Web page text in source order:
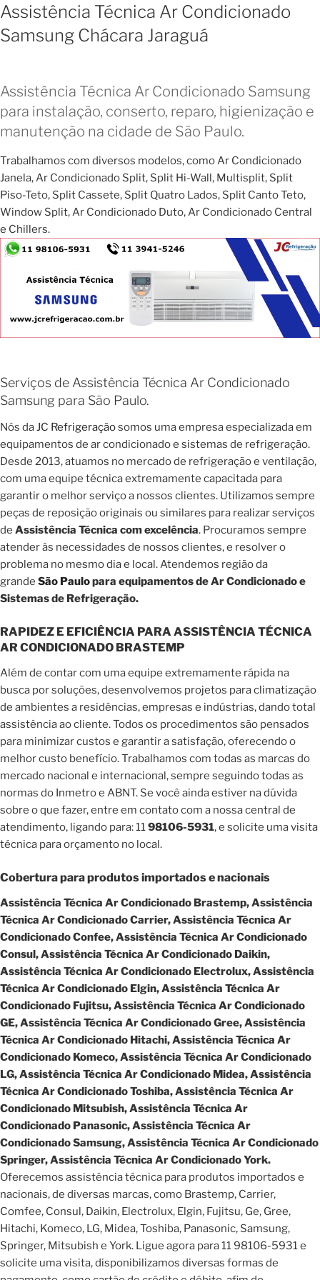
Assistência Técnica Ar Condicionado
Samsung Chácara Jaraguá
Assistência Técnica Ar Condicionado Samsung
para instalação, conserto, reparo, higienização e
manutenção na cidade de São Paulo.
Trabalhamos com diversos modelos, como Ar Condicionado
Janela, Ar Condicionado Split, Split Hi-Wall, Multisplit, Split
Piso-Teto, Split Cassete, Split Quatro Lados, Split Canto Teto,
Window Split, Ar Condicionado Duto, Ar Condicionado Central
e Chillers.
Serviços de Assistência Técnica Ar Condicionado
Samsung para São Paulo.
Nós daJC Refrigeraçãosomos uma empresa especializada em
equipamentos de ar condicionado e sistemas de refrigeração.
Desde 2013, atuamos no mercado de refrigeração e ventilação,
com uma equipe técnica extremamente capacitada para
garantir o melhor serviço a nossos clientes. Utilizamos sempre
peças de reposição originais ou similares para realizar serviços
de Assistência Técnica com excelência. Procuramos sempre
atender às necessidades de nossos clientes, e resolver o
problema no mesmo dia e local. Atendemos região da
grande São Paulopara equipamentos de Ar Condicionado e
Sistemas de Refrigeração.
RAPIDEZ E EFICIÊNCIA PARA ASSISTÊNCIA TÉCNICA
AR CONDICIONADO BRASTEMP
Além de contar com uma equipe extremamente rápida na
busca por soluções, desenvolvemos projetos para climatização
de ambientes a residências, empresas e indústrias, dando total
assistência ao cliente. Todos os procedimentos são pensados
para minimizar custos e garantir a satisfação, oferecendo o
melhor custo benefício. Trabalhamos com todas as marcas do
mercado nacional e internacional, sempre seguindo todas as
normas do Inmetro e ABNT. Se você ainda estiver na dúvida
sobre o que fazer, entre em contato com a nossa central de
atendimento, ligando para: 1198106-5931, e solicite uma visita
técnica para orçamento no local.
Cobertura para produtos importados e nacionais
Assistência Técnica Ar Condicionado Brastemp, Assistência
Técnica Ar Condicionado Carrier, Assistência Técnica Ar
Condicionado Confee, Assistência Técnica Ar Condicionado
Consul, Assistência Técnica Ar Condicionado Daikin,
Assistência Técnica Ar Condicionado Electrolux, Assistência
Técnica Ar Condicionado Elgin, Assistência Técnica Ar
Condicionado Fujitsu, Assistência Técnica Ar Condicionado
GE, Assistência Técnica Ar Condicionado Gree, Assistência
Técnica Ar Condicionado Hitachi, Assistência Técnica Ar
Condicionado Komeco, Assistência Técnica Ar Condicionado
LG, Assistência Técnica Ar Condicionado Midea, Assistência
Técnica Ar Condicionado Toshiba, Assistência Técnica Ar
Condicionado Mitsubish, Assistência Técnica Ar
Condicionado Panasonic, Assistência Técnica Ar
Condicionado Samsung, Assistência Técnica Ar Condicionado
Springer, Assistência Técnica Ar Condicionado York.
Oferecemos assistência técnica para produtos importados e
nacionais, de diversas marcas, como Brastemp, Carrier,
Comfee, Consul, Daikin, Electrolux, Elgin, Fujitsu, Ge, Gree,
Hitachi, Komeco, LG, Midea, Toshiba, Panasonic, Samsung,
Springer, Mitsubish e York. Ligue agora para 11 98106-5931 e
solicite uma visita, disponibilizamos diversas formas de